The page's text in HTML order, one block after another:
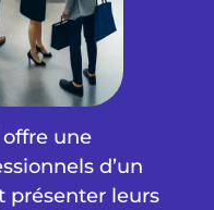
une
d’un
présenter leurs